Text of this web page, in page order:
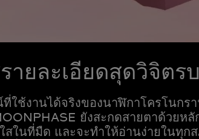
ายละเอียดสุดวิจิตร
ใช้งานได้จริงของนาฬิกาโครโนกร
ยังสะกดสายตาด้วยหลั
สในที่มืด และจะทำให้อ่านง่ายในทุก